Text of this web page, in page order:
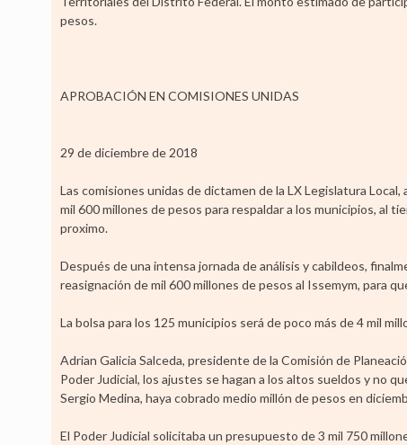
pesos.
APROBACIÓN EN COMISIONES UNIDAS
29 de diciembre de 2018
Las comisiones unidas de dictamen de la LX Legislatura
mil 600 millones de pesos para respaldar a los municipios, al
proximo.
Después de una intensa jornada de análisis y cabildeos,
reasignación de mil 600 millones de pesos al Issemym, para
La bolsa para los 125 municipios será de poco más de 4 mil
Adrian Galicia Salceda, presidente de la Comisión de
Poder Judicial, los ajustes se hagan a los altos sueldos y no
Sergio Medina, haya cobrado medio millón de pesos en
El Poder Judicial solicitaba un presupuesto de 3 mil 750